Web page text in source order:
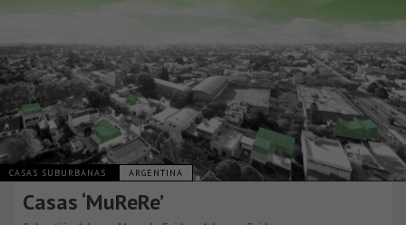
CASAS SUBURBANAS ARGENTINA
Casas ‘MuReRe’